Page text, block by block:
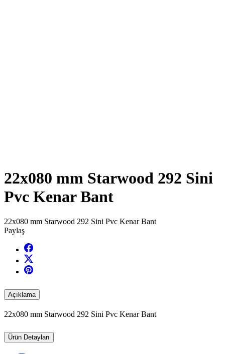
22x080 mm Starwood 292 Sini
Pvc Kenar Bant
22x080 mm Starwood 292 Sini Pvc Kenar Bant
Paylaş
Açıklama
22x080 mm Starwood 292 Sini Pvc Kenar Bant
Ürün Detayları